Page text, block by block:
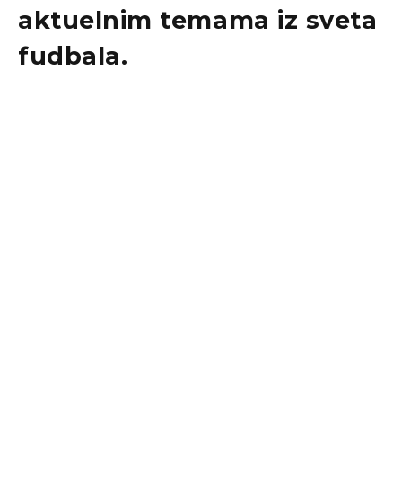
aktuelnim temama iz sveta
fudbala.